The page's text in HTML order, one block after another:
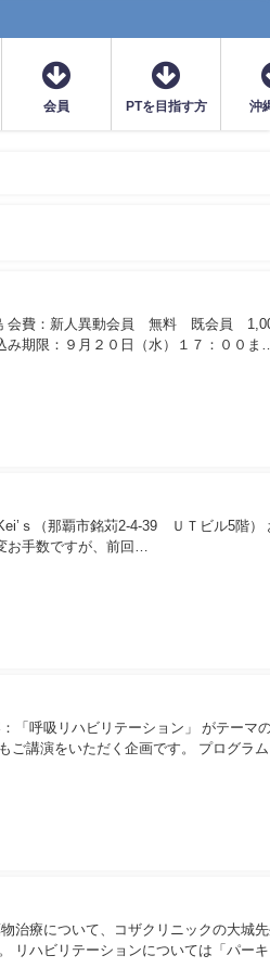
会員 PTを目指す方 沖
会費：新人異動会員 無料 既会員
み期限：９月２０日（水）１７：００ま
ｓ（那覇市銘苅2-4-39 ＵＴビル5階）
お手数ですが、前回…
「呼吸リハビリテーション」 がテーマ
ご講演をいただく企画です。 プログラ
治療について、コザクリニックの大城
リハビリテーションについては「パー